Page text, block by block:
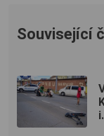
Související